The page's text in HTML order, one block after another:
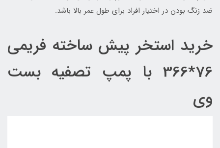
ضد زنگ بودن در اختیار افراد برای طول عمر بالا باشد.
خرید استخر پیش ساخته فریمی
76*366 با پمپ تصفیه بست
وی